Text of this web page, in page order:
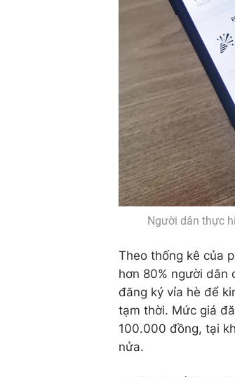
Người dân thực
Theo thống kê của
hơn 80% người dân
đăng ký vỉa hè để
tạm thời. Mức giá
100.000 đồng, tại
nửa.